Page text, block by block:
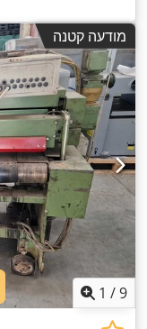
מודעה קטנה
1 /9